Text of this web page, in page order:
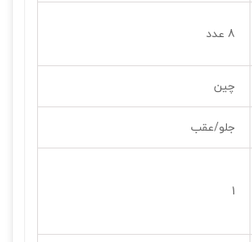
8 عدد
چین
جلو/عقب
1